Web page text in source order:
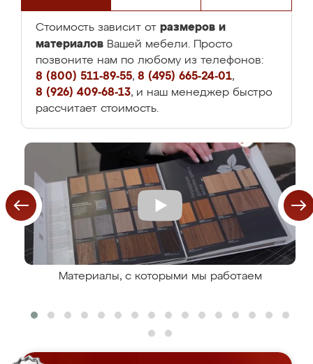
Стоимость зависит от размеров и
материалов Вашей мебели. Просто
позвоните нам по любому из телефонов:
8 (800) 511-89-55, 8 (495) 665-24-01,
8 (926) 409-68-13, и наш менеджер быстро
рассчитает стоимость.
Материалы, с которыми мы работаем